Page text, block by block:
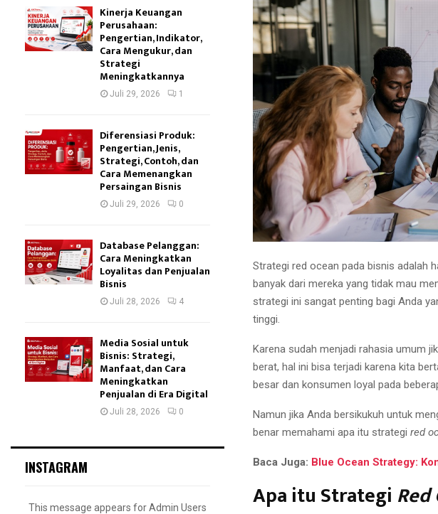
Strategi red ocean pada bisnis adalah
banyak dari mereka yang tidak mau
strategi ini sangat penting bagi Anda
tinggi.
Karena sudah menjadi rahasia umum
berat, hal ini bisa terjadi karena kita
besar dan konsumen loyal pada
Namun jika Anda bersikukuh untuk
benar memahami apa itu strategi red
Baca Juga: Blue Ocean Strategy:
Apa itu Strategi Red
Kinerja Keuangan
Perusahaan:
Pengertian, Indikator,
Cara Mengukur, dan
Strategi
Meningkatkannya
Juli 29, 2026 1
Diferensiasi Produk:
Pengertian, Jenis,
Strategi, Contoh, dan
Cara Memenangkan
Persaingan Bisnis
Juli 29, 2026 0
Database Pelanggan:
Cara Meningkatkan
Loyalitas dan Penjualan
Bisnis
Juli 28, 2026 4
Media Sosial untuk
Bisnis: Strategi,
Manfaat, dan Cara
Meningkatkan
Penjualan di Era Digital
Juli 28, 2026 0
INSTAGRAM
This message appears for Admin Users